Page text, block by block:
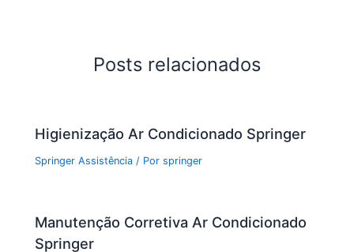
k
A
Posts relacionados
Higienização Ar Condicionado Springer
Springer Assistência / Porspringer
Manutenção Corretiva Ar Condicionado
Springer